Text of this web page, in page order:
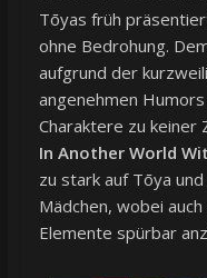
Tōyas früh
ohne Bedrohung.
aufgrund der
angenehmen
Charaktere zu keiner
In Another World
zu stark auf Tōya
Mädchen, wobei
Elemente spürbar